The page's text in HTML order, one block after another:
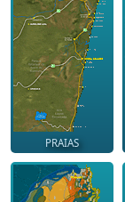
PRAIAS